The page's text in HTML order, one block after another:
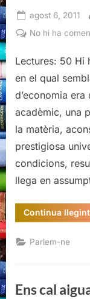
Posted
on
agost 6, 2011
No hi ha
Lectures: 50 Hi
en el qual
d’economia
acadèmic, una
la matèria,
prestigiosa
condicions,
llega en
Continua llegint
Parlem-ne
Ens cal